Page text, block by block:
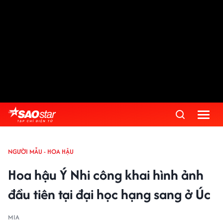
NGƯỜI MẪU - HOA HẬU
Hoa hậu Ý Nhi công khai hình ảnh
đầu tiên tại đại học hạng sang ở Úc
MIA